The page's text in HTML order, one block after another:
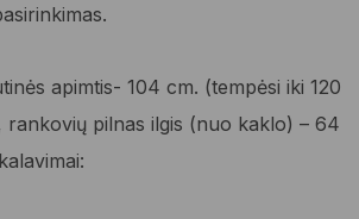
apimtis- 104 cm. (tempėsi iki 120
rankovių pilnas ilgis (nuo kaklo) – 64